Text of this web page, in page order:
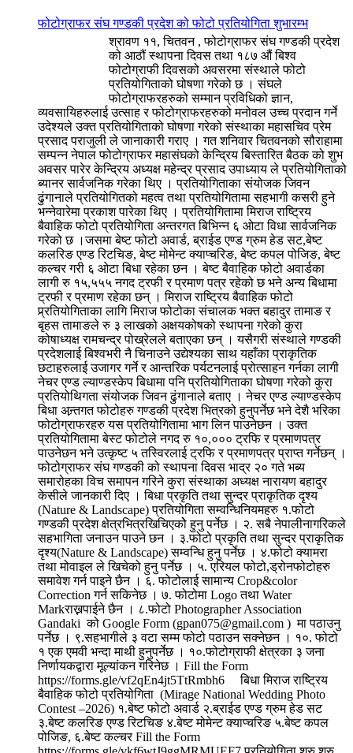
फोटोग्राफर संघ गण्डकी प्रदेश को फोटो प्रतियोगिता शुभारम्भ
श्रावण ११, चितवन , फोटोग्राफर संघ गण्डकी प्रदेश
को आठौं स्थापना दिवस तथा १८७ औं बिश्व
फोटोग्राफी दिवसको अवसरमा संस्थाले फोटो
प्रतियोगिताको घोषणा गरेको छ । संघले
फोटोग्राफरहरुको सम्मान प्रविधिको ज्ञान,
व्यवसायिहरुलाई उत्साह र फोटोग्राफरहरुको मनोवल उच्च प्रदान गर्ने
उदेश्यले उक्त प्रतियोगिताको घोषणा गरेको संस्थाका महासचिव प्रेम
प्रसाद पराजुली ले जानाकारी गराए । गत शनिवार चितवनको सौराहामा
सम्पन्न नेपाल फोटोग्राफर महासंघको केन्द्रिय बिस्तारित बैठक को शुभ
अवसर पारेर केन्द्रिय अध्यक्ष महेन्द्र प्रसाद उपाध्याय ले प्रतियोगिताको
ब्यानर सार्वजनिक गरेका थिए । प्रतियोगिताका संयोजक जिवन
ढुंगानाले प्रतियोगितको महत्व तथा प्रतियोगितामा सहभागी कसरी हुने
भन्नेवारेमा प्रकाश पारेका थिए । प्रतियोगितामा मिराज राष्ट्रिय
बैवाहिक फोटो प्रतियोगिता अन्तरगत बिभिन्न ६ ओटा विधा सार्वजनिक
गरेको छ ।जसमा बेष्ट फोटो अवार्ड, ब्राईड एण्ड ग्रुम हेड सट,बेष्ट
कलरिङ एण्ड रिटचिङ, बेष्ट मोमेन्ट क्याप्चरिङ, बेष्ट कपल पोजिङ, बेष्ट
कल्चर गरी ६ ओटा बिधा रहेका छन । बेष्ट बैवाहिक फोटो अवार्डका
लागी रु १५,५५५ नगद ट्रफी र प्रमाण पत्र रहेको छ भने अन्य बिधामा
ट्रफी र प्रमाण रहेका छन् । मिराज राष्ट्रिय बैवाहिक फोटो
प्र्रतियोगिताका लागि मिराज फोटोका संचालक भक्त बहादुर तामाङ र
बृहस तामाङले रु ३ लाखको अक्षयकोषको स्थापना गरेको कुरा
कोषाध्यक्ष रामचन्द्र पोख्रेलले बताएका छन् । यसैगरी संस्थाले गण्डकी
प्रदेशलाई बिश्वभरी नै चिनाउने उद्येश्यका साथ यहाँका प्राकृतिक
छटाहरुलाई उजागर गर्ने र आन्तरिक पर्यटनलाई प्रोत्साहन गर्नका लागी
नेचर एण्ड ल्याण्डस्केप बिधामा पनि प्रतियोगिताका घोषणा गरेको कुरा
प्रतियोथिगता संयोजक जिवन ढुंगानाले बताए । नेचर एण्ड ल्याण्डस्केप
बिधा अन्र्तगत फोटोहरु गण्डकी प्रदेश भित्रको हुनुपर्नेछ भने देशै भरिका
फोटोग्राफरहरु यस प्रतियोगितामा भाग लिन पाउनेछन । उक्त
प्रतियोगितामा बेस्ट फोटोले नगद रु १०,००० ट्रफि र प्रमाणपत्र
पाउनेछन भने उत्कृष्ट ५ तस्विरलाई ट्रफि र प्रमाणपत्र प्राप्त गर्नेछन् ।
फोटोग्राफर संघ गण्डकी को स्थापना दिवस भाद्र २० गते भब्य
समारोहका विच समापन गरिने कुरा संस्थाका अध्यक्ष नारायण बहादुर
केसीले जानकारी दिए । बिधा प्रकृति तथा सुन्दर प्राकृतिक दृश्य
(Nature & Landscape) प्रतियोगिता सम्वन्धिनियमहरु १.फोटो
गण्डकी प्रदेश क्षेत्रभित्रखिचिएकोे हुनु पर्नेछ । २. सबै नेपालीनागरिकले
सहभागिता जनाउन पाउने छन । ३.फोटो प्रकृति तथा सुन्दर प्राकृतिक
दृश्य(Nature & Landscape) सम्वन्धि हुनु पर्नेछ । ४.फोटो क्यामरा
तथा मोवाइल ले खिचेको हुनु पर्नेछ । ५. एरियल फोटो,ड्रोनफोटोहरु
समावेश गर्न पाइने छैन । ६. फोटोलाई सामान्य Crop&color
Correction गर्न सकिनेछ । ७. फोटोमा Logo तथा Water
Markराख्नपाईने छैन । ८.फोटो Photographer Association
Gandaki को Google Form (gpan075@gmail.com ) मा पठाउनु
पर्नेछ । ९.सहभागीले ३ वटा सम्म फोटो पठाउन सक्नेछन । १०. फोटो
१ एक एमवी भन्दा माथी हुनुपर्नेछ । १०.फोटोग्राफी क्षेत्रका ३ जना
निर्णायकद्वारा मूल्यांकन गरिनेछ । Fill the Form
https://forms.gle/vf2qEn4jt5TtRmbh6 बिधा मिराज राष्ट्रिय
बैवाहिक फोटो प्रतियोगिता (Mirage National Wedding Photo
Contest –2026) १.बेष्ट फोटो अवार्ड २.ब्राईड एण्ड ग्रुम हेड सट
३.बेष्ट कलरिङ एण्ड रिटचिङ ४.बेष्ट मोमेन्ट क्याप्चरिङ ५.बेष्ट कपल
पोजिङ, ६.बेष्ट कल्चर Fill the Form